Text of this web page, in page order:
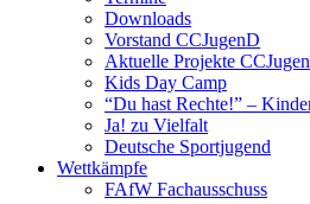
Downloads
Vorstand CCJugenD
Aktuelle Projekte
Kids Day Camp
“Du hast Rechte!” –
Ja! zu Vielfalt
Deutsche Sportjugend
Wettkämpfe
FAfW Fachausschuss